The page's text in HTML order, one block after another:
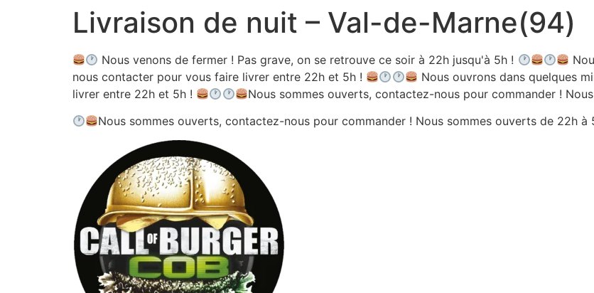
Livraison de nuit – Val-de-Marne(94)
Nous venons de fermer ! Pas grave, on se retrouve ce soir à 22h jusqu'à 5h !
nous contacter pour vous faire livrer entre 22h et 5h !
Nous ouvrons dans quelques
livrer entre 22h et 5h !
Nous sommes ouverts, contactez-nous pour commander !
Nous sommes ouverts, contactez-nous pour commander ! Nous sommes ouverts de 22h à